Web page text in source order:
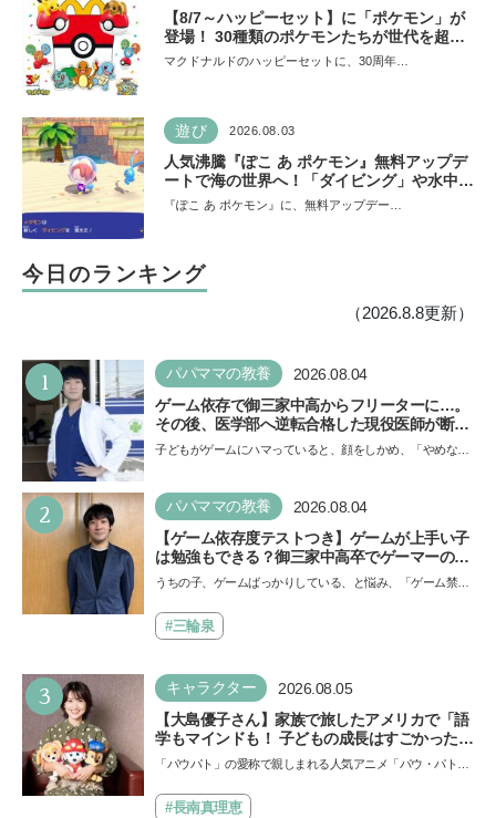
【8/7～ハッピーセット】に「ポケモン」が
登場！ 30種類のポケモンたちが世代を超え
て勢ぞろい
マクドナルドのハッピーセットに、30周年…
遊び 2026.08.03
人気沸騰『ぽこ あ ポケモン』無料アップデ
ートで海の世界へ！「ダイビング」や水中の
街づくりが楽しめる追加コンテンツも登場
『ぽこ あ ポケモン』に、無料アップデー…
今日のランキング
（2026.8.8更新）
1 パパママの教養 2026.08.04
ゲーム依存で御三家中高からフリーターに…。
その後、医学部へ逆転合格した現役医師が断言
「ゲームの経験が受験勉強に役立った」そう考
子どもがゲームにハマっていると、顔をしかめ、「やめなさ
い…
2 パパママの教養 2026.08.04
【ゲーム依存度テストつき】ゲームが上手い子
は勉強もできる？御三家中高卒でゲーマーの医
師・阿部智史さんが教えるゲームしながら受験
うちの子、ゲームばっかりしている、と悩み、「ゲーム禁
も…
#三輪泉
3 キャラクター 2026.08.05
【大島優子さん】家族で旅したアメリカで「語
学もマインドも！ 子どもの成長はすごかった」
声優をつとめた映画『パウ・パトロール ザ・ダ
できると子どもに知ってほしい
「パウパト」の愛称で親しまれる人気アニメ「パウ・パトロ
ザ…
#長南真理恵